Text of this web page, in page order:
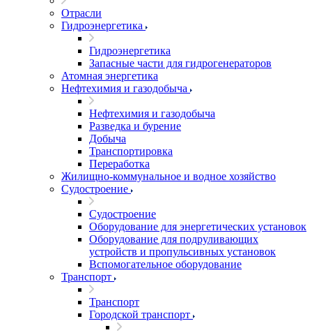
Отрасли
Гидроэнергетика
Гидроэнергетика
Запасные части для гидрогенераторов
Атомная энергетика
Нефтехимия и газодобыча
Нефтехимия и газодобыча
Разведка и бурение
Добыча
Транспортировка
Переработка
Жилищно-коммунальное и водное хозяйство
Судостроение
Судостроение
Оборудование для энергетических установок
Оборудование для подруливающих
устройств и пропульсивных установок
Вспомогательное оборудование
Транспорт
Транспорт
Городской транспорт